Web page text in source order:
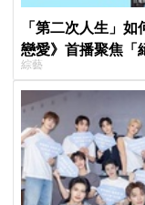
「第二次人生」
戀愛》首播聚焦「
全場淚崩，初見面
綜藝